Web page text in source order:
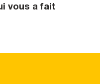
vous a fait